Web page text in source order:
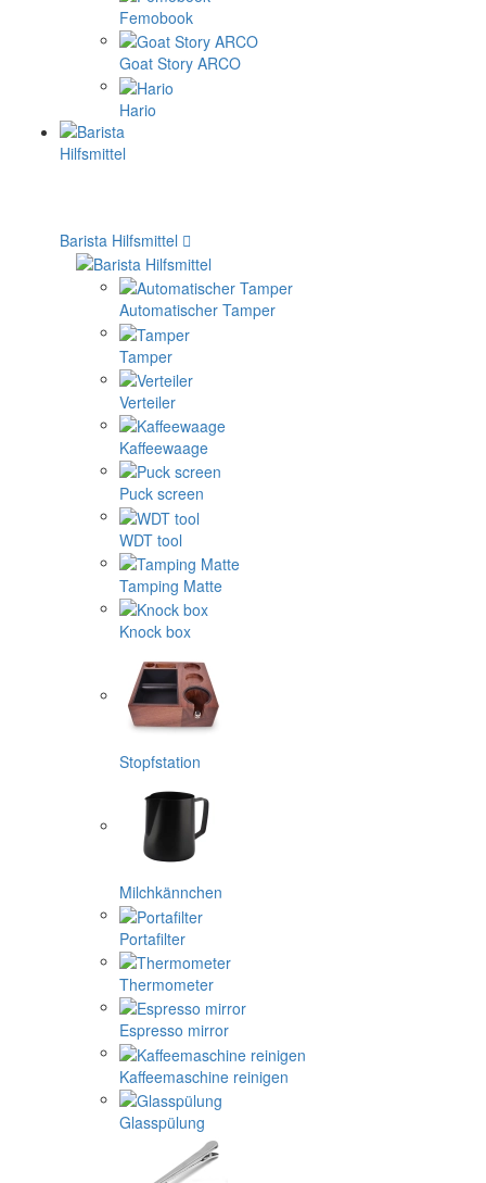
Femobook
Goat Story ARCO
Hario
Barista Hilfsmittel
Automatischer Tamper
Tamper
Verteiler
Kaffeewaage
Puck screen
WDT tool
Tamping Matte
Knock box
Stopfstation
Milchkännchen
Portafilter
Thermometer
Espresso mirror
Kaffeemaschine reinigen
Glasspülung